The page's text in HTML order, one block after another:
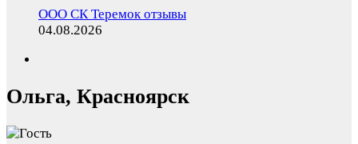
ООО СК Теремок отзывы
04.08.2026
Ольга, Красноярск